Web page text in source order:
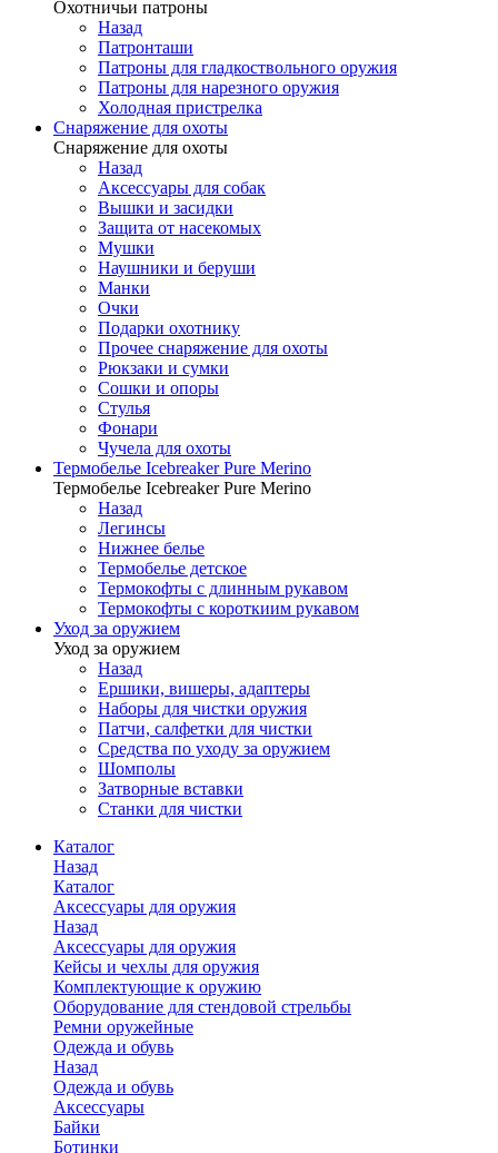
Охотничьи патроны
Назад
Патронташи
Патроны для гладкоствольного оружия
Патроны для нарезного оружия
Холодная пристрелка
Снаряжение для охоты
Снаряжение для охоты
Назад
Аксессуары для собак
Вышки и засидки
Защита от насекомых
Мушки
Наушники и беруши
Манки
Очки
Подарки охотнику
Прочее снаряжение для охоты
Рюкзаки и сумки
Сошки и опоры
Стулья
Фонари
Чучела для охоты
Термобелье Icebreaker Pure Merino
Термобелье Icebreaker Pure Merino
Назад
Легинсы
Нижнее белье
Термобелье детское
Термокофты с длинным рукавом
Термокофты с короткиим рукавом
Уход за оружием
Уход за оружием
Назад
Ершики, вишеры, адаптеры
Наборы для чистки оружия
Патчи, салфетки для чистки
Средства по уходу за оружием
Шомполы
Затворные вставки
Станки для чистки
Каталог
Назад
Каталог
Аксессуары для оружия
Назад
Аксессуары для оружия
Кейсы и чехлы для оружия
Комплектующие к оружию
Оборудование для стендовой стрельбы
Ремни оружейные
Одежда и обувь
Назад
Одежда и обувь
Аксессуары
Байки
Ботинки